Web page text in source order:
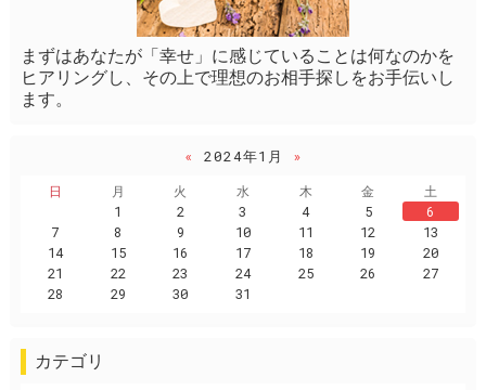
まずはあなたが「幸せ」に感じていることは何なのかを
ヒアリングし、その上で理想のお相手探しをお手伝いし
ます。
« 2024年1月
»
日
月 火 水 木 金
土
1
2 3 4 5
6
7
8 9 10 11 12
13
14
15 16 17 18 19
20
21
22 23 24 25 26
27
28
29 30 31
カテゴリ